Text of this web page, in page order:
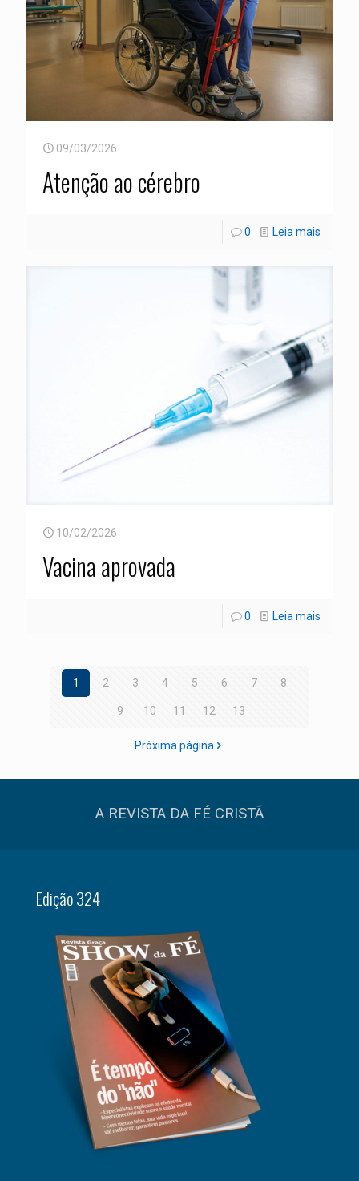
09/03/2026
Atenção ao cérebro
0 Leia mais
10/02/2026
Vacina aprovada
0 Leia mais
1 2 3 4 5 6 7 8
9 10 11 12 13
Próxima página
A REVISTA DA FÉ CRISTÃ
Edição 324